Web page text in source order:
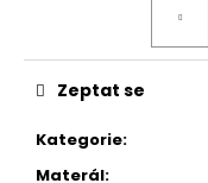
Kategorie:
Materál:
Zeptat se
r
u
u